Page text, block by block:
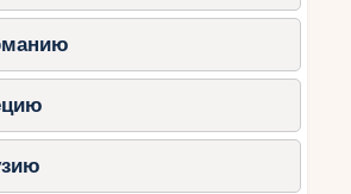
отели:
Family Hotel: мини-клубы,
меню.
зоны и прокат